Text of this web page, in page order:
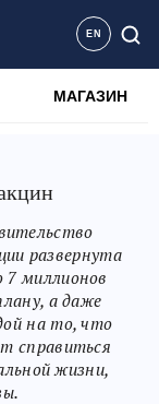
EN
МАГАЗИН
развернута
7 миллионов
а даже
на то, что
справиться
жизни,